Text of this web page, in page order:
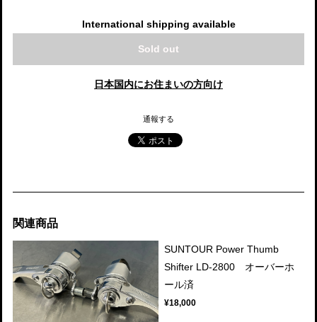
International shipping available
Sold out
日本国内にお住まいの方向け
通報する
関連商品
SUNTOUR Power Thumb
Shifter LD-2800 オーバーホ
ール済
¥18,000